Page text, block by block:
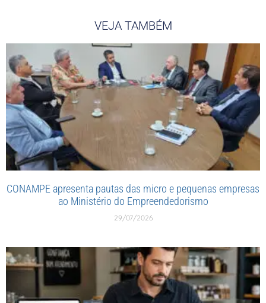
VEJA TAMBÉM
CONAMPE apresenta pautas das micro e pequenas empresas
ao Ministério do Empreendedorismo
29/07/2026